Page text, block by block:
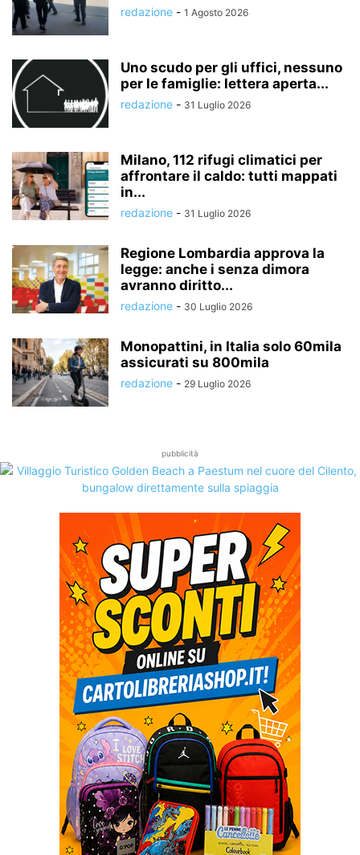
redazione - 1 Agosto 2026
Uno scudo per gli uffici, nessuno
per le famiglie: lettera aperta...
redazione - 31 Luglio 2026
Milano, 112 rifugi climatici per
affrontare il caldo: tutti mappati
in...
redazione - 31 Luglio 2026
Regione Lombardia approva la
legge: anche i senza dimora
avranno diritto...
redazione - 30 Luglio 2026
Monopattini, in Italia solo 60mila
assicurati su 800mila
redazione - 29 Luglio 2026
pubblicità